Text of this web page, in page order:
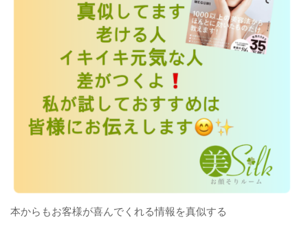
本からもお客様が喜んでくれる情報を真似する